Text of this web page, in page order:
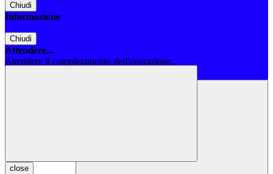
Chiudi
Informazione
Chiudi
Attendere...
Attendere il completamento dell'operazione...
close